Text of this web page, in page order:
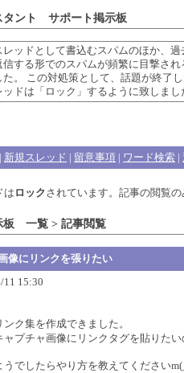
タント サポート掲示板
レッドとして書込むスパムのほか、過
信する形でのスパムが頻繁に目撃され
た。 この対処策として、話題が終了
ッドは「ロック」するように致しまし
| 新規スレッド | 留意事項 | ワード検索 |
は ロックされています。記事の閲覧
板 一覧 > 記事閲覧
像にリンクを張りたい
11 15:30
ク集を作成できました。
ャプチャ画像にリンクタグを貼りた
うでしたらやり方を教えてください